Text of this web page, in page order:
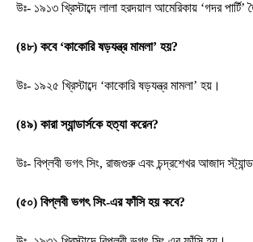
উঃ- ১৯১৩ খ্রিস্টাব্দে লালা হরদয়াল আমেরিকায় ‘গদর পার্টি’
(৪৮) কবে ‘কাকোরি ষড়যন্ত্র মামলা’ হয়?
উঃ- ১৯২৫ খ্রিস্টাব্দে ‘কাকোরি ষড়যন্ত্র মামলা’ হয়।
(৪৯) কারা স্যান্ডার্সকে হত্যা করেন?
উঃ- বিপ্লবী ভগৎ সিং, রাজগুরু এবং চন্দ্রশেখর আজাদ
(৫০) বিপ্লবী ভগৎ সিং-এর ফাঁসি হয় কবে?